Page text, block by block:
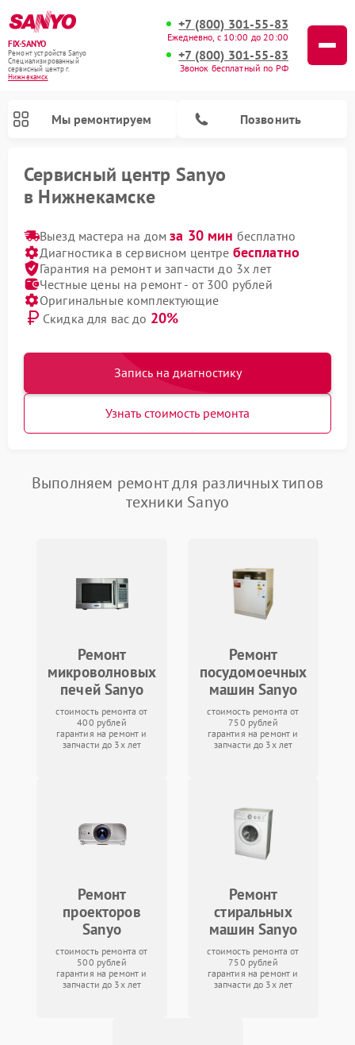
FIX-SANYO
Ремонт устройств Sanyo
Специализированный
cервисный центр г.
Нижнекамск
+7 (800) 301-55-83
Ежедневно, с 10:00 до 20:00
+7 (800) 301-55-83
Звонок бесплатный по РФ
Мы ремонтируем Позвонить
Сервисный центр Sanyo
в Нижнекамске
Выезд мастера на домза 30 мин бесплатно
Диагностика в сервисном центре бесплатно
Гарантия на ремонт и запчасти до 3х лет
Честные цены на ремонт - от 300 рублей
Оригинальные комплектующие
Скидка для вас до 20%
Запись на диагностику
Узнать стоимость ремонта
Выполняем ремонт для различных типов
техники Sanyo
Ремонт
микроволновых
печей Sanyo
стоимость ремонта от
400 рублей
гарантия на ремонт и
запчасти до 3х лет
Ремонт
посудомоечных
машин Sanyo
стоимость ремонта от
750 рублей
гарантия на ремонт и
запчасти до 3х лет
Ремонт
проекторов
Sanyo
стоимость ремонта от
500 рублей
гарантия на ремонт и
запчасти до 3х лет
Ремонт
стиральных
машин Sanyo
стоимость ремонта от
750 рублей
гарантия на ремонт и
запчасти до 3х лет